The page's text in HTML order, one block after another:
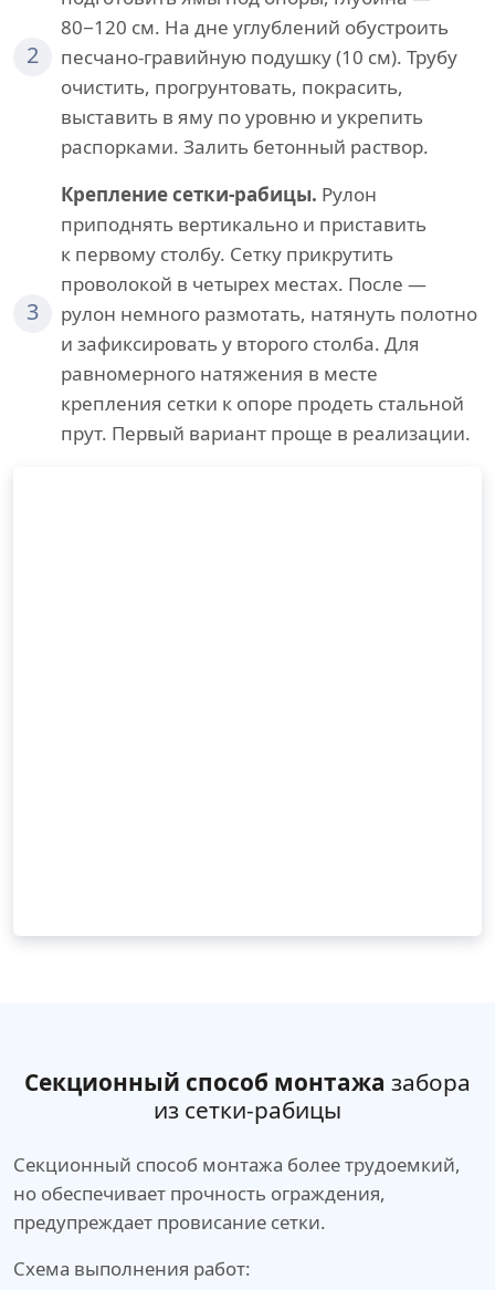
2
80−120 см. На дне углублений обустроить
песчано-гравийную подушку (10 см). Трубу
очистить, прогрунтовать, покрасить,
выставить в яму по уровню и укрепить
распорками. Залить бетонный раствор.
3
Крепление сетки-рабицы. Рулон
приподнять вертикально и приставить
к первому столбу. Сетку прикрутить
проволокой в четырех местах. После —
рулон немного размотать, натянуть полотно
и зафиксировать у второго столба. Для
равномерного натяжения в месте
крепления сетки к опоре продеть стальной
прут. Первый вариант проще в реализации.
Секционный способ монтажа забора
из сетки-рабицы
Секционный способ монтажа более трудоемкий,
но обеспечивает прочность ограждения,
предупреждает провисание сетки.
Схема выполнения работ: